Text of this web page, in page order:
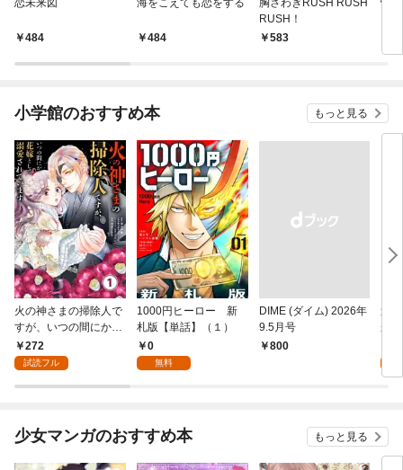
恋未来図
484
海をこえても恋をする
484
胸さわぎRUSH RUSH
RUSH！
583
悦
小学館のおすすめ本 もっと見る
火の神さまの掃除人で
すが、いつの間にか花
嫁として溺愛されてい
ます【単話】（１）
272
試読フル
1000円ヒーロー 新
札版【単話】（１）
0
無料
DIME (ダイム) 2026年
9.5月号
￥800
追
か
れ
（
少女マンガのおすすめ本 もっと見る